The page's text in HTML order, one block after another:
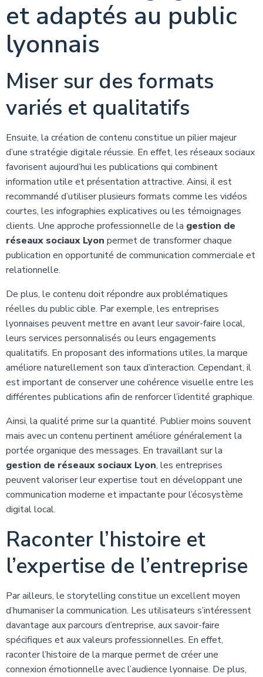
et adaptés au public
lyonnais
Miser sur des formats
variés et qualitatifs
Ensuite, la création de contenu constitue un pilier majeur
d’une stratégie digitale réussie. En effet, les réseaux sociaux
favorisent aujourd’hui les publications qui combinent
information utile et présentation attractive. Ainsi, il est
recommandé d’utiliser plusieurs formats comme les vidéos
courtes, les infographies explicatives ou les témoignages
clients. Une approche professionnelle de la gestion de
réseaux sociaux Lyon permet de transformer chaque
publication en opportunité de communication commerciale et
relationnelle.
De plus, le contenu doit répondre aux problématiques
réelles du public cible. Par exemple, les entreprises
lyonnaises peuvent mettre en avant leur savoir-faire local,
leurs services personnalisés ou leurs engagements
qualitatifs. En proposant des informations utiles, la marque
améliore naturellement son taux d’interaction. Cependant, il
est important de conserver une cohérence visuelle entre les
différentes publications afin de renforcer l’identité graphique.
Ainsi, la qualité prime sur la quantité. Publier moins souvent
mais avec un contenu pertinent améliore généralement la
portée organique des messages. En travaillant sur la
gestion de réseaux sociaux Lyon, les entreprises
peuvent valoriser leur expertise tout en développant une
communication moderne et impactante pour l’écosystème
digital local.
Raconter l’histoire et
l’expertise de l’entreprise
Par ailleurs, le storytelling constitue un excellent moyen
d’humaniser la communication. Les utilisateurs s’intéressent
davantage aux parcours d’entreprise, aux savoir-faire
spécifiques et aux valeurs professionnelles. En effet,
raconter l’histoire de la marque permet de créer une
connexion émotionnelle avec l’audience lyonnaise. De plus,